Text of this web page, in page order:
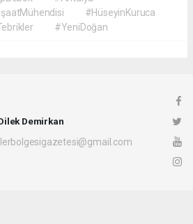
#HüseyinKuruca
#YeniDoğan
Demirkan